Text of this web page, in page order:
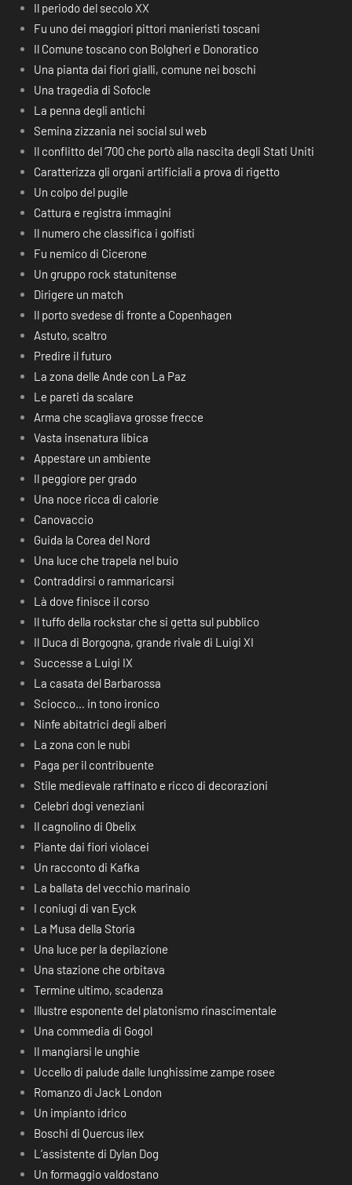
Il periodo del secolo XX
Fu uno dei maggiori pittori manieristi toscani
Il Comune toscano con Bolgheri e Donoratico
Una pianta dai fiori gialli, comune nei boschi
Una tragedia di Sofocle
La penna degli antichi
Semina zizzania nei social sul web
Il conflitto del ‘700 che portò alla nascita degli Stati Uniti
Caratterizza gli organi artificiali a prova di rigetto
Un colpo del pugile
Cattura e registra immagini
Il numero che classifica i golfisti
Fu nemico di Cicerone
Un gruppo rock statunitense
Dirigere un match
Il porto svedese di fronte a Copenhagen
Astuto, scaltro
Predire il futuro
La zona delle Ande con La Paz
Le pareti da scalare
Arma che scagliava grosse frecce
Vasta insenatura libica
Appestare un ambiente
Il peggiore per grado
Una noce ricca di calorie
Canovaccio
Guida la Corea del Nord
Una luce che trapela nel buio
Contraddirsi o rammaricarsi
Là dove finisce il corso
Il tuffo della rockstar che si getta sul pubblico
Il Duca di Borgogna, grande rivale di Luigi XI
Successe a Luigi IX
La casata del Barbarossa
Sciocco… in tono ironico
Ninfe abitatrici degli alberi
La zona con le nubi
Paga per il contribuente
Stile medievale raffinato e ricco di decorazioni
Celebri dogi veneziani
Il cagnolino di Obelix
Piante dai fiori violacei
Un racconto di Kafka
La ballata del vecchio marinaio
I coniugi di van Eyck
La Musa della Storia
Una luce per la depilazione
Una stazione che orbitava
Termine ultimo, scadenza
Illustre esponente del platonismo rinascimentale
Una commedia di Gogol
Il mangiarsi le unghie
Uccello di palude dalle lunghissime zampe rosee
Romanzo di Jack London
Un impianto idrico
Boschi di Quercus ilex
L’assistente di Dylan Dog
Un formaggio valdostano